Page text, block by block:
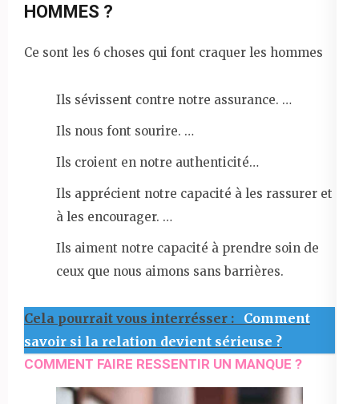
HOMMES ?
Ce sont les 6 choses qui font craquer les hommes
Ils sévissent contre notre assurance. …
Ils nous font sourire. …
Ils croient en notre authenticité…
Ils apprécient notre capacité à les rassurer et
à les encourager. …
Ils aiment notre capacité à prendre soin de
ceux que nous aimons sans barrières.
Cela pourrait vous interrésser :
Comment
savoir si la relation devient sérieuse ?
COMMENT FAIRE RESSENTIR UN MANQUE ?